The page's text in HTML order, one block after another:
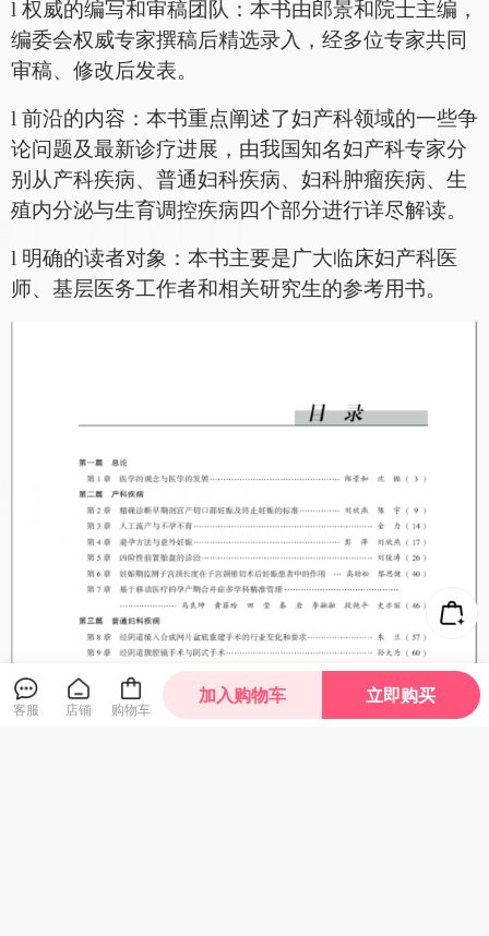
l 权威的编写和审稿团队：本书由郎景和院士主编，
编委会权威专家撰稿后精选录入，经多位专家共同
审稿、修改后发表。
l 前沿的内容：本书重点阐述了妇产科领域的一些争
论问题及最新诊疗进展 ，由我国知名妇产科专家分
别从产科疾病、普通妇科疾病、妇科肿瘤疾病、生
殖内分泌与生育调控疾病四个部分进行详尽解读。
l 明确的读者对象：本书主要是广大临床妇产科医
师、基层医务工作者和相关研究生的参考用书。
客服 店铺 购物车
加入购物车 立即购买